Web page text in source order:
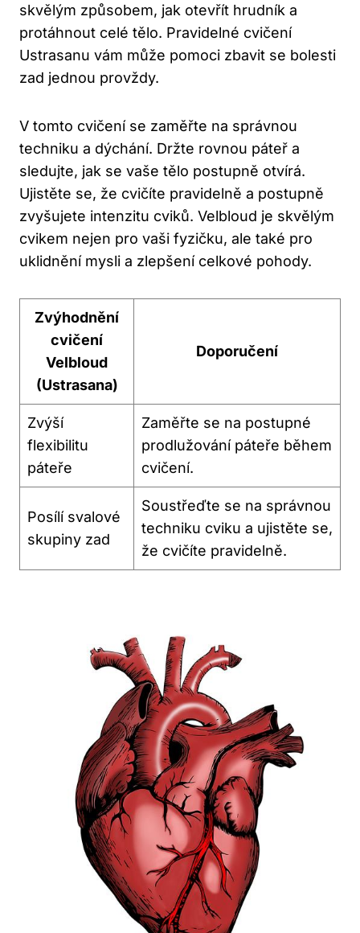
skvělým způsobem, jak otevřít hrudník a
protáhnout celé tělo. Pravidelné‌ cvičení
Ustrasanu vám může pomoci zbavit se bolesti
zad jednou provždy.
V tomto cvičení se zaměřte na správnou
techniku a dýchání.⁣ Držte rovnou páteř a
sledujte, jak se ​vaše tělo postupně otvírá.
Ujistěte se, že⁤ cvičíte pravidelně a postupně
zvyšujete intenzitu cviků. Velbloud je skvělým
cvikem nejen pro vaši fyzičku, ale také pro​
uklidnění mysli a zlepšení celkové pohody.
Zvýhodnění
cvičení
Velbloud
(Ustrasana)
Doporučení
Zvýší
flexibilitu
páteře
Zaměřte ​se na postupné
⁣prodlužování​ páteře během
cvičení.
Posílí svalové
skupiny‍ zad
Soustřeďte se na správnou
techniku cviku a ujistěte se,
že cvičíte pravidelně.